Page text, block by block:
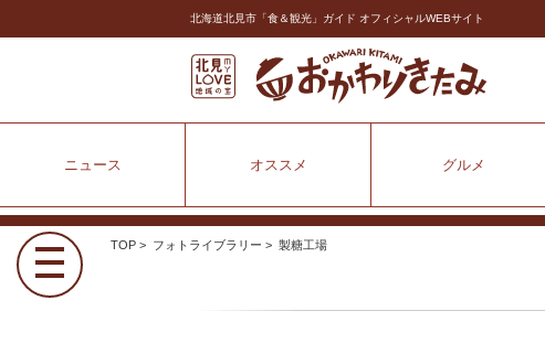
北海道北見市「食＆観光」ガイド オフィシャルWEBサイト
ニュース オススメ グルメ
TOP > フォトライブラリー > 製糖工場